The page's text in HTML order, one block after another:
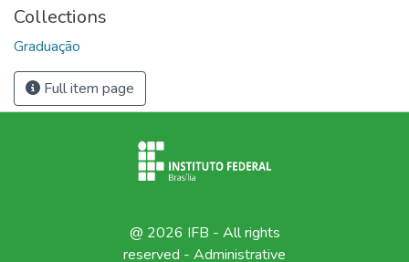
Collections
Graduação
Full item page
@ 2026 IFB - All rights
reserved - Administrative